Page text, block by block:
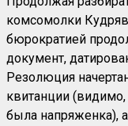
комсомолки
бюрократией
документ,
Резолюция
квитанции
была напряженка),